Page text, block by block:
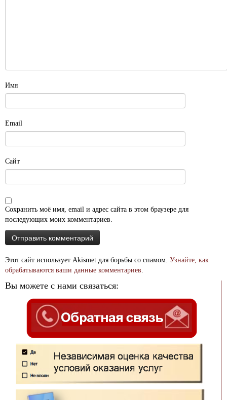
Имя
Email
Сайт
Сохранить моё имя, email и адрес сайта в этом браузере для
последующих моих комментариев.
Этот сайт использует Akismet для борьбы со спамом. Узнайте, как
обрабатываются ваши данные комментариев.
Вы можете с нами связаться: